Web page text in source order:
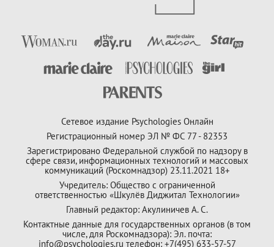
Сетевое издание Psychologies Онлайн
Регистрационный номер ЭЛ № ФС 77 - 82353
Зарегистрировано Федеральной службой по надзору в
сфере связи, информационных технологий и массовых
коммуникаций (Роскомнадзор) 23.11.2021 18+
Учредитель: Общество с ограниченной
ответственностью «Шкулёв Диджитал Технологии»
Главный редактор: Акулиничев А. С.
Контактные данные для государственных органов (в том
числе, для Роскомнадзора): Эл. почта:
info@psychologies.ru телефон: +7(495) 633-57-57